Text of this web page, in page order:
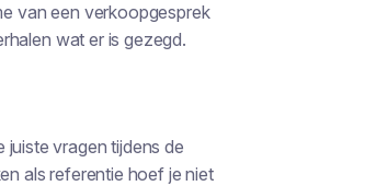
van een verkoopgesprek
wat er is gezegd.
juiste vragen tijdens de
als referentie hoef je niet